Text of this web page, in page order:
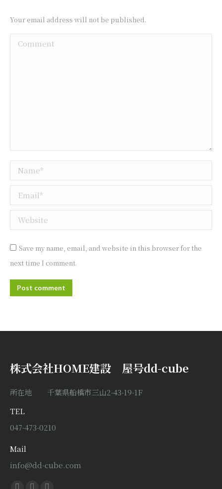
Your email address will not be published.
Comment
Name *
Email *
Website
Save my name, email, and website in this browser for the
next time I comment.
Post comment
株式会社HOME建設 屋号dd-cube
所在地 千葉県船橋市三山2-43-19-1F
TEL
047-473-0210
Mail
info@dd-cube.com
Find us on: